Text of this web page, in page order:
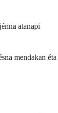
atanapi
mendakan éta